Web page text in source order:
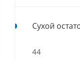
Сухой
44